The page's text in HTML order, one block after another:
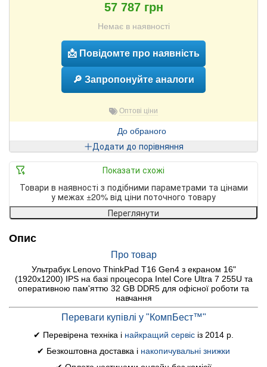
57 787 грн
Немає в наявності
📩 Повідомте про наявність
🔎 Запропонуйте аналоги
Оптові ціни
До обраного
Додати до порівняння
Показати схожі
Товари в наявності з подібними параметрами та цінами
у межах ±20% від ціни поточного товару
Переглянути
Опис
Про товар
Ультрабук Lenovo ThinkPad T16 Gen4 з екраном 16"
(1920x1200) IPS на базі процесора Intel Core Ultra 7 255U та
оперативною пам'яттю 32 GB DDR5 для офісної роботи та
навчання
Переваги купівлі у "КомпБест™"
✔ Перевірена техніка і найкращий сервіс із 2014 р.
✔ Безкоштовна доставка і накопичувальні знижки